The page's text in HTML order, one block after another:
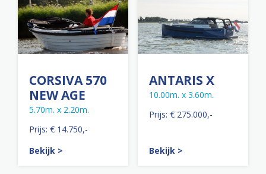
CORSIVA 570
NEW AGE
5.70m. x 2.20m.
Prijs: € 14.750,-
Bekijk >
ANTARIS X
10.00m. x 3.60m.
Prijs: € 275.000,-
Bekijk >